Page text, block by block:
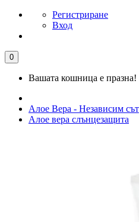
Регистриране
Вход
0
Вашата кошница е празна!
Алое Вера - Независим
Алое вера слънцезащита